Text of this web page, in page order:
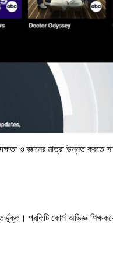
ও জ্ঞানের মাত্রা উন্নত করতে
প্রতিটি কোর্স অভিজ্ঞ